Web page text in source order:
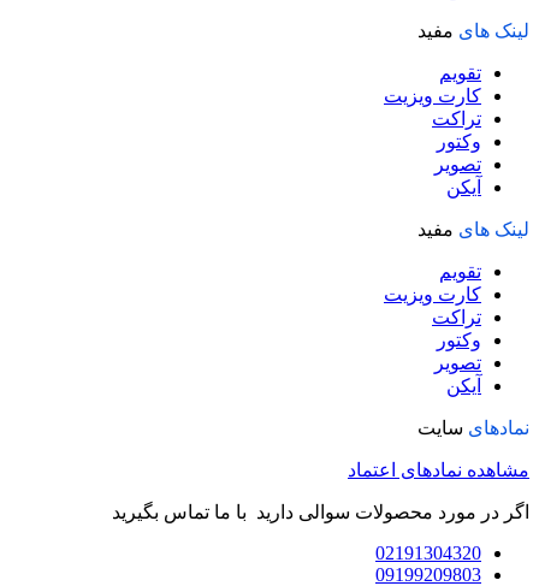
لینک های مفید
تقویم
کارت ویزیت
تراکت
وکتور
تصویر
آیکن
لینک های مفید
تقویم
کارت ویزیت
تراکت
وکتور
تصویر
آیکن
نمادهای سایت
مشاهده نمادهای اعتماد
اگر در مورد محصولات سوالی دارید با ما تماس بگیرید
02191304320
09199209803